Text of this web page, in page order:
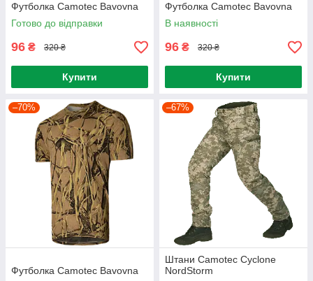
Футболка Camotec Bavovna
Готово до відправки
96 ₴ 320 ₴
Купити
Футболка Camotec Bavovna
В наявності
96 ₴ 320 ₴
Купити
–70%
Футболка Camotec Bavovna
–67%
Штани Camotec Cyclone
NordStorm